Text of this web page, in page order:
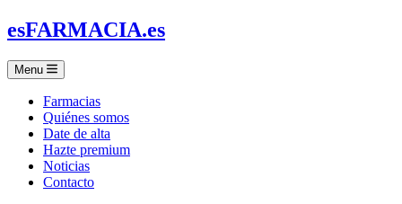
esFARMACIA.es
Menu
Farmacias
Quiénes somos
Date de alta
Hazte premium
Noticias
Contacto